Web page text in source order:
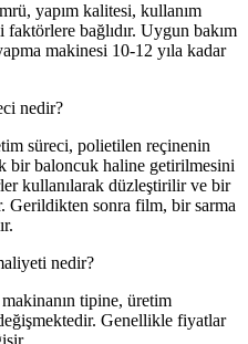
yapım kalitesi, kullanım
faktörlere bağlıdır. Uygun bakım
makinesi 10-12 yıla kadar
nedir?
süreci, polietilen reçinenin
bir baloncuk haline getirilmesini
kullanılarak düzleştirilir ve bir
Gerildikten sonra film, bir sarma
nedir?
tipine, üretim
Genellikle fiyatlar